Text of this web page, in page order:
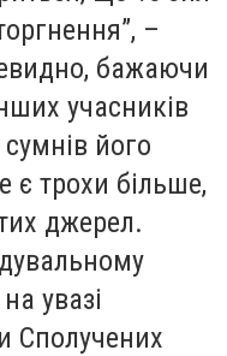
–
бажаючи
учасників
його
є трохи більше,
джерел.
увазі
Сполучених